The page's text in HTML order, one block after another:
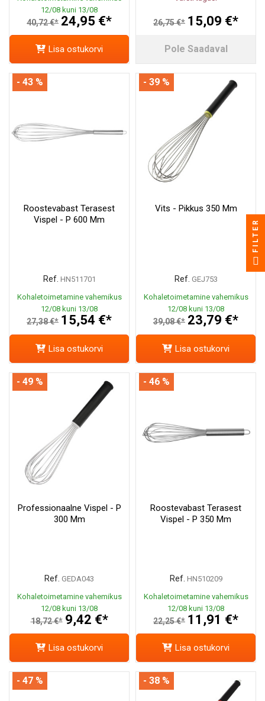
12/08 kuni 13/08
40,72 €* 24,95 €*
Lisa ostukorvi
26,75 €* 15,09 €*
Pole Saadaval
Roostevabast Terasest
Vispel - P 600 Mm
Ref. HN511701
Kohaletoimetamine vahemikus
12/08 kuni 13/08
27,38 €* 15,54 €*
- 43 %
Lisa ostukorvi
Vits - Pikkus 350 Mm
Ref. GEJ753
Kohaletoimetamine vahemikus
12/08 kuni 13/08
39,08 €* 23,79 €*
- 39 %
Lisa ostukorvi
Professionaalne Vispel - P
300 Mm
Ref. GEDA043
Kohaletoimetamine vahemikus
12/08 kuni 13/08
18,72 €* 9,42 €*
- 49 %
Lisa ostukorvi
Roostevabast Terasest
Vispel - P 350 Mm
Ref. HN510209
Kohaletoimetamine vahemikus
12/08 kuni 13/08
22,25 €* 11,91 €*
- 46 %
Lisa ostukorvi
- 47 % - 38 %
FILTER